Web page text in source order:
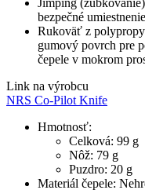
Jimping
bezpečné
Rukoväť z
gumový povrch pre
čepele v mokrom
Link na výrobcu
NRS Co-Pilot Knife
Hmotnosť:
Celková: 99 g
Nôž: 79 g
Puzdro: 20 g
Materiál čepele: